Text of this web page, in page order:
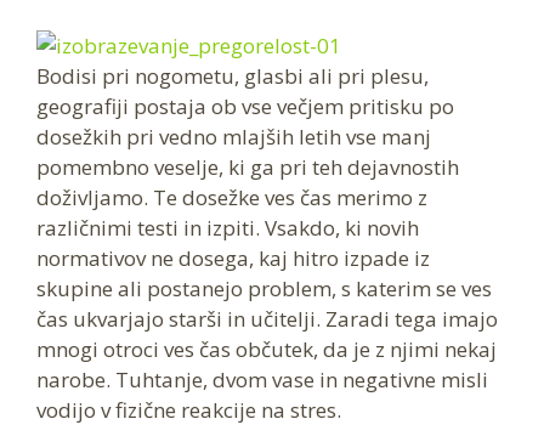
Bodisi pri nogometu, glasbi ali pri plesu,
geografiji postaja ob vse večjem pritisku po
dosežkih pri vedno mlajših letih vse manj
pomembno veselje, ki ga pri teh dejavnostih
doživljamo. Te dosežke ves čas merimo z
različnimi testi in izpiti. Vsakdo, ki novih
normativov ne dosega, kaj hitro izpade iz
skupine ali postanejo problem, s katerim se ves
čas ukvarjajo starši in učitelji. Zaradi tega imajo
mnogi otroci ves čas občutek, da je z njimi nekaj
narobe. Tuhtanje, dvom vase in negativne misli
vodijo v fizične reakcije na stres.